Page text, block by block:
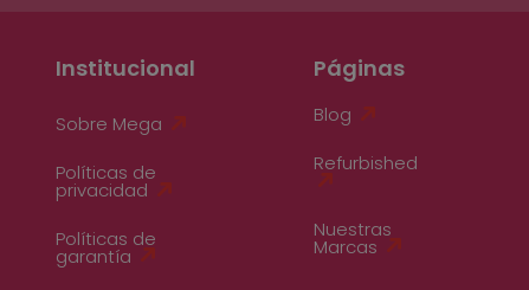
Institucional
Sobre Mega
Políticas de
privacidad
Políticas de
garantía
Páginas
Blog
Refurbished
Nuestras
Marcas